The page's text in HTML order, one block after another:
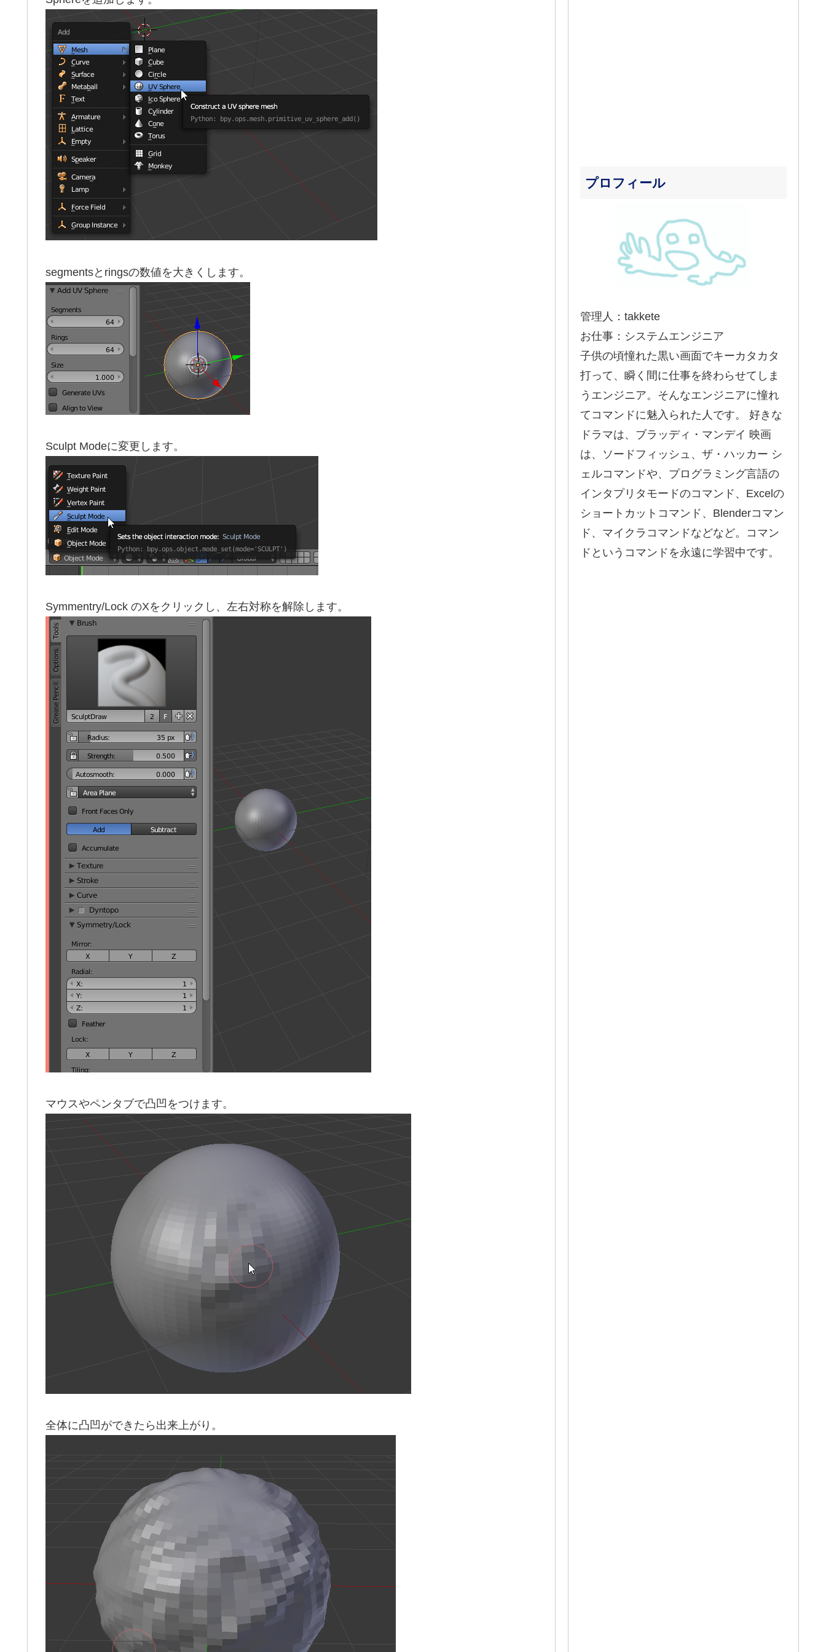
segmentsとringsの数値を大きくします。
Sculpt Modeに変更します。
Symmentry/Lock のXをクリックし、左右対称を解除します。
マウスやペンタブで凸凹をつけます。
全体に凸凹ができたら出来上がり。
プロフィール
管理人：takkete
お仕事：システムエンジニア
子供の頃憧れた黒い画面でキーカタカタ
打って、瞬く間に仕事を終わらせてしま
うエンジニア。そんなエンジニアに憧れ
てコマンドに魅入られた人です。 好きな
ドラマは、ブラッディ・マンデイ 映画
は、ソードフィッシュ、ザ・ハッカー シ
ェルコマンドや、プログラミング言語の
インタプリタモードのコマンド、Excelの
ショートカットコマンド、Blenderコマン
ド、マイクラコマンドなどなど。コマン
ドというコマンドを永遠に学習中です。